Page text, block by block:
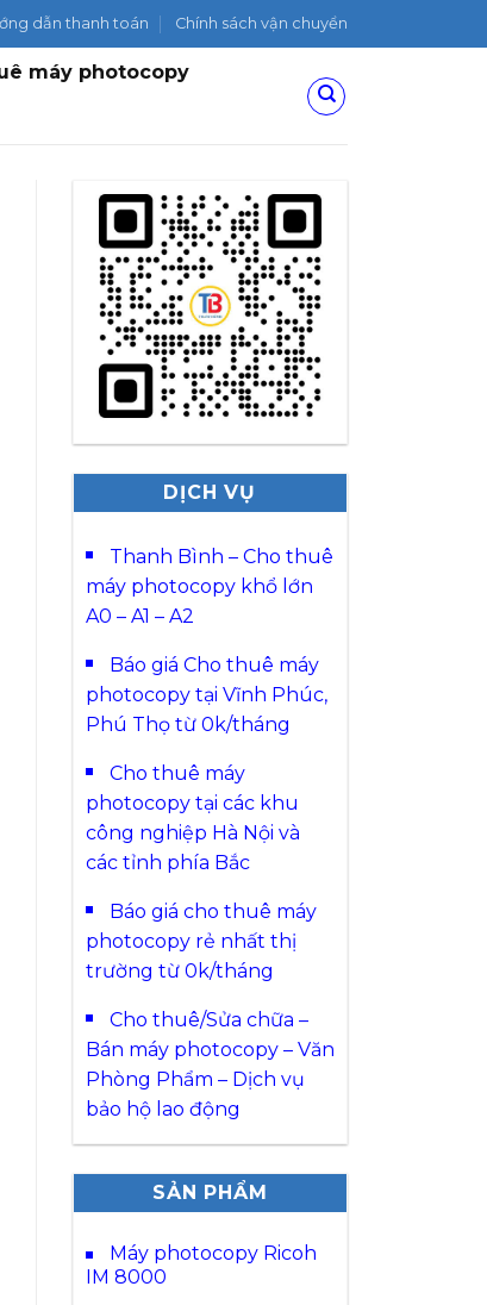
dẫn thanh toán Chính sách vận chuyển
máy photocopy
DỊCH VỤ
Thanh Bình – Cho thuê
máy photocopy khổ lớn
A0 – A1 – A2
Báo giá Cho thuê máy
photocopy tại Vĩnh Phúc,
Phú Thọ từ 0k/tháng
Cho thuê máy
photocopy tại các khu
công nghiệp Hà Nội và
các tỉnh phía Bắc
Báo giá cho thuê máy
photocopy rẻ nhất thị
trường từ 0k/tháng
Cho thuê/Sửa chữa –
Bán máy photocopy – Văn
Phòng Phẩm – Dịch vụ
bảo hộ lao động
SẢN PHẨM
Máy photocopy Ricoh
IM 8000